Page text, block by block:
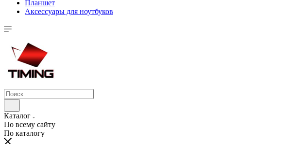
Планшет
Аксессуары для ноутбуков
Каталог
По всему сайту
По каталогу